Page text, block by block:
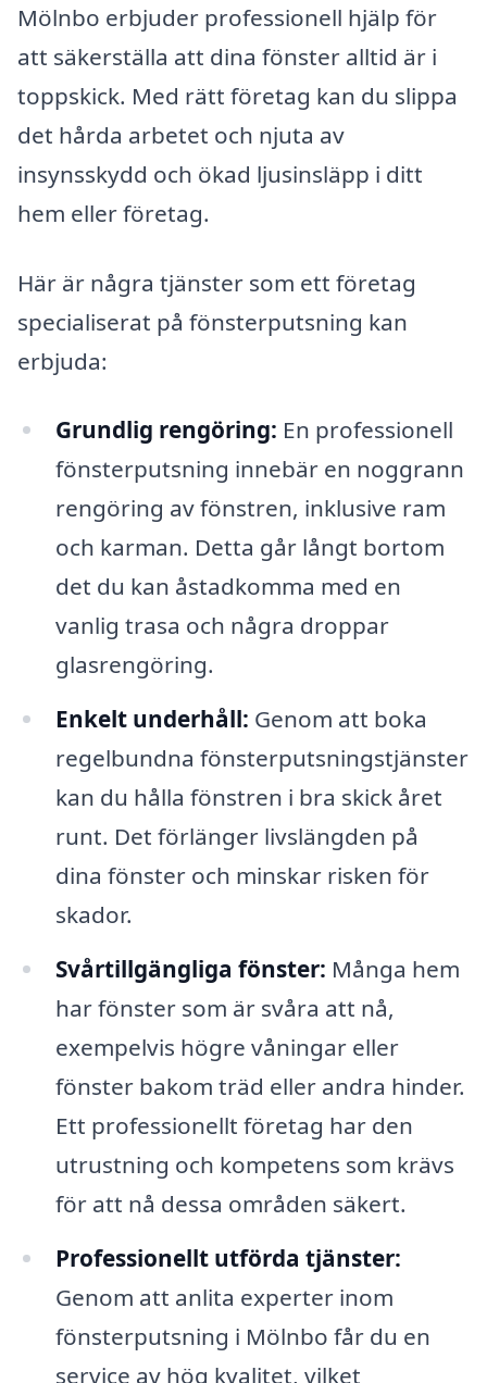
Mölnbo erbjuder professionell hjälp för
att säkerställa att dina fönster alltid är i
toppskick. Med rätt företag kan du slippa
det hårda arbetet och njuta av
insynsskydd och ökad ljusinsläpp i ditt
hem eller företag.
Här är några tjänster som ett företag
specialiserat på fönsterputsning kan
erbjuda:
Grundlig rengöring: En professionell
fönsterputsning innebär en noggrann
rengöring av fönstren, inklusive ram
och karman. Detta går långt bortom
det du kan åstadkomma med en
vanlig trasa och några droppar
glasrengöring.
Enkelt underhåll: Genom att boka
regelbundna fönsterputsningstjänster
kan du hålla fönstren i bra skick året
runt. Det förlänger livslängden på
dina fönster och minskar risken för
skador.
Svårtillgängliga fönster: Många hem
har fönster som är svåra att nå,
exempelvis högre våningar eller
fönster bakom träd eller andra hinder.
Ett professionellt företag har den
utrustning och kompetens som krävs
för att nå dessa områden säkert.
Professionellt utförda tjänster:
Genom att anlita experter inom
fönsterputsning i Mölnbo får du en
service av hög kvalitet, vilket